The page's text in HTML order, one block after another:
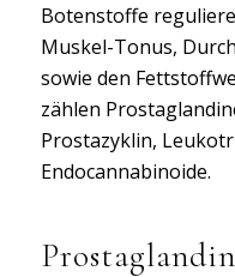
Botenstoffe
Muskel-Tonus,
sowie den
zählen
Prostazyklin,
Endocannabinoide.